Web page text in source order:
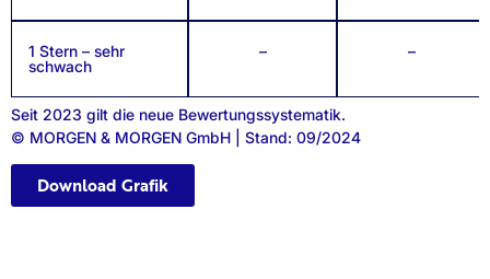
1 Stern – sehr
schwach
– –
Seit 2023 gilt die neue Bewertungssystematik.
© MORGEN & MORGEN GmbH | Stand: 09/2024
Download Grafik